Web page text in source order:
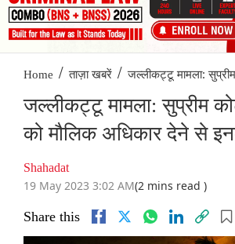
Home / ताज़ा खबरें / जल्लीकट्टू मामला:
जल्लीकट्टू मामला: सुप्रीम
को मौलिक अधिकार देने से
Shahadat
19 May 2023 3:02 AM(2 mins read )
Share this